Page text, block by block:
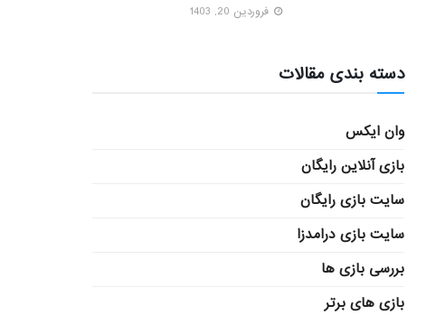
فروردین 20, 1403
دسته بندی مقالات
وان ایکس
بازی آنلاین رایگان
سایت بازی رایگان
سایت بازی درامدزا
بررسی بازی ها
بازی های برتر